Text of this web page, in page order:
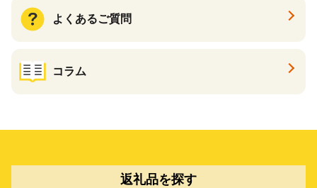
よくあるご質問
コラム
返礼品を探す